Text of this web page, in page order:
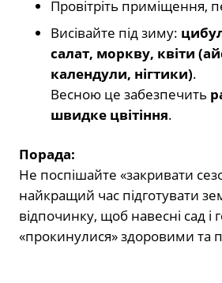
Провітріть приміщення,
Висівайте під зиму:
салат, моркву, квіти
календули, нігтики).
Весною це забезпечить
швидке цвітіння.
Порада:
Не поспішайте «закривати
найкращий час підготувати
відпочинку, щоб навесні сад і
«прокинулися» здоровими та